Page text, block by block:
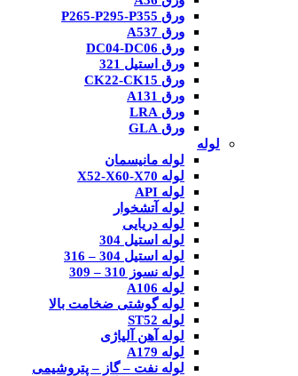
ورق P265-P295-P355
ورق A537
ورق DC04-DC06
ورق استیل 321
ورق CK22-CK15
ورق A131
ورق LRA
ورق GLA
لوله
لوله مانیسمان
لوله X52-X60-X70
لوله API
لوله آتشخوار
لوله دریایی
لوله استیل 304
لوله استیل 304 – 316
لوله نسوز 310 – 309
لوله A106
لوله گوشتی ضخامت بالا
لوله ST52
لوله آهن آلیاژی
لوله A179
لوله نفت – گاز – پتروشیمی